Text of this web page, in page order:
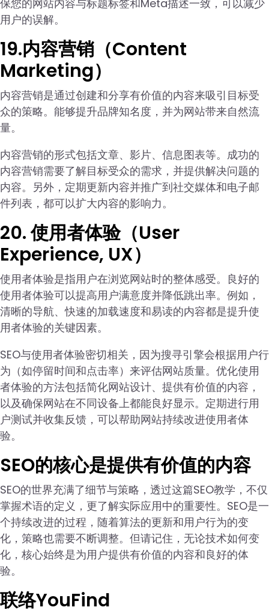
保您的网站内容与标题标签和Meta描述一致，可以减少
用户的误解。
19.内容营销（Content
Marketing）
内容营销是通过创建和分享有价值的内容来吸引目标受
众的策略。能够提升品牌知名度，并为网站带来自然流
量。
内容营销的形式包括文章、影片、信息图表等。成功的
内容营销需要了解目标受众的需求，并提供解决问题的
内容。另外，定期更新内容并推广到社交媒体和电子邮
件列表，都可以扩大内容的影响力。
20. 使用者体验（User
Experience, UX）
使用者体验是指用户在浏览网站时的整体感受。良好的
使用者体验可以提高用户满意度并降低跳出率。例如，
清晰的导航、快速的加载速度和易读的内容都是提升使
用者体验的关键因素。
SEO与使用者体验密切相关，因为搜寻引擎会根据用户行
为（如停留时间和点击率）来评估网站质量。优化使用
者体验的方法包括简化网站设计、提供有价值的内容，
以及确保网站在不同设备上都能良好显示。定期进行用
户测试并收集反馈，可以帮助网站持续改进使用者体
验。
SEO的核心是提供有价值的内容
SEO的世界充满了细节与策略，透过这篇SEO教学，不仅
掌握术语的定义，更了解实际应用中的重要性。SEO是一
个持续改进的过程，随着算法的更新和用户行为的变
化，策略也需要不断调整。但请记住，无论技术如何变
化，核心始终是为用户提供有价值的内容和良好的体
验。
联络YouFind